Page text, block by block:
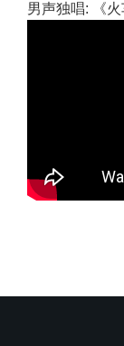
男声独唱: 《